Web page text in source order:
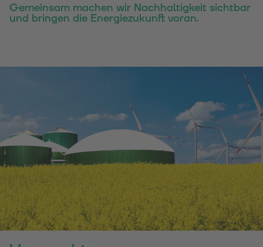
Gemeinsam machen wir Nachhaltigkeit sichtbar
und bringen die Energiezukunft voran.